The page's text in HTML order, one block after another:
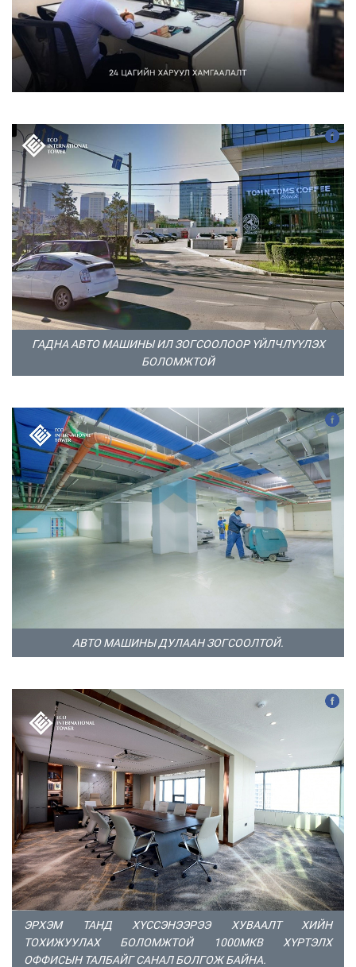
ГАДНА АВТО МАШИНЫ ИЛ ЗОГСООЛООР ҮЙЛЧЛҮҮЛЭХ
БОЛОМЖТОЙ
АВТО МАШИНЫ ДУЛААН ЗОГСООЛТОЙ.
ЭРХЭМ ТАНД ХҮССЭНЭЭРЭЭ ХУВААЛТ ХИЙН
ТОХИЖУУЛАХ БОЛОМЖТОЙ 1000МКВ ХҮРТЭЛХ
ОФФИСЫН ТАЛБАЙГ САНАЛ БОЛГОЖ БАЙНА.